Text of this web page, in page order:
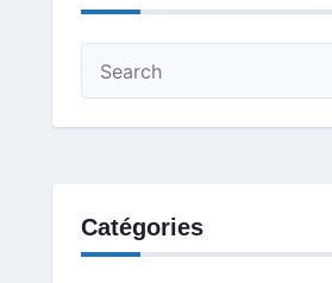
Catégories